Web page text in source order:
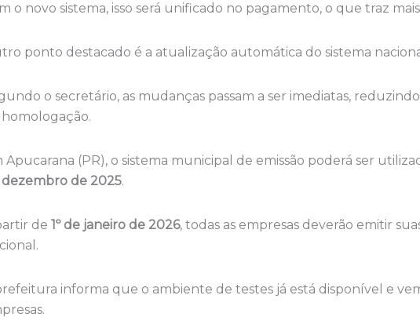
o novo sistema, isso será unificado no pagamento, o que traz
ponto destacado é a atualização automática do sistema
o secretário, as mudanças passam a ser imediatas,
Apucarana (PR), o sistema municipal de emissão poderá ser
de 2025.
de 1º de janeiro de 2026, todas as empresas deverão emitir
informa que o ambiente de testes já está disponível e